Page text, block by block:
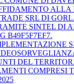
ALLA
SRL DI
SINTEL DI
B49F5F7EF7.
DEL
COMPRESI